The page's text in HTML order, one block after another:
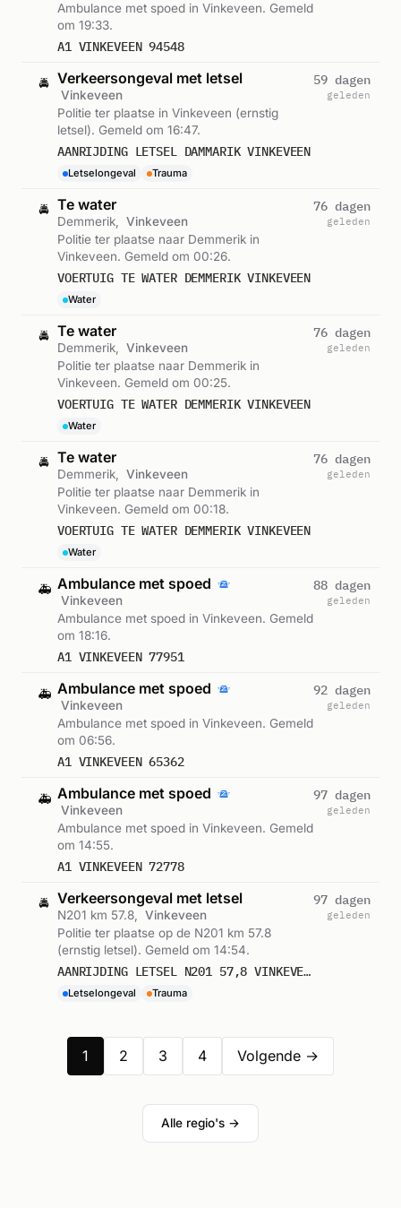
Ambulance met spoed in Vinkeveen. Gemeld
om 19:33.
A1 VINKEVEEN 94548
🚔 Verkeersongeval met letsel
Vinkeveen
Politie ter plaatse in Vinkeveen (ernstig
letsel). Gemeld om 16:47.
AANRIJDING LETSEL DAMMARIK VINKEVEEN
Letselongeval Trauma
59 dagen
geleden
🚔 Te water
Demmerik, Vinkeveen
Politie ter plaatse naar Demmerik in
Vinkeveen. Gemeld om 00:26.
VOERTUIG TE WATER DEMMERIK VINKEVEEN
Water
76 dagen
geleden
🚔 Te water
Demmerik, Vinkeveen
Politie ter plaatse naar Demmerik in
Vinkeveen. Gemeld om 00:25.
VOERTUIG TE WATER DEMMERIK VINKEVEEN
Water
76 dagen
geleden
🚔 Te water
Demmerik, Vinkeveen
Politie ter plaatse naar Demmerik in
Vinkeveen. Gemeld om 00:18.
VOERTUIG TE WATER DEMMERIK VINKEVEEN
Water
76 dagen
geleden
🚑 Ambulance met spoed
Vinkeveen
Ambulance met spoed in Vinkeveen. Gemeld
om 18:16.
A1 VINKEVEEN 77951
88 dagen
geleden
🚑 Ambulance met spoed
Vinkeveen
Ambulance met spoed in Vinkeveen. Gemeld
om 06:56.
A1 VINKEVEEN 65362
92 dagen
geleden
🚑 Ambulance met spoed
Vinkeveen
Ambulance met spoed in Vinkeveen. Gemeld
om 14:55.
A1 VINKEVEEN 72778
97 dagen
geleden
🚔 Verkeersongeval met letsel
N201 km 57.8, Vinkeveen
Politie ter plaatse op de N201 km 57.8
(ernstig letsel). Gemeld om 14:54.
AANRIJDING LETSEL N201 57,8 VINKEVEEN
Letselongeval Trauma
97 dagen
geleden
1 2 3 4 Volgende →
Alle regio's →